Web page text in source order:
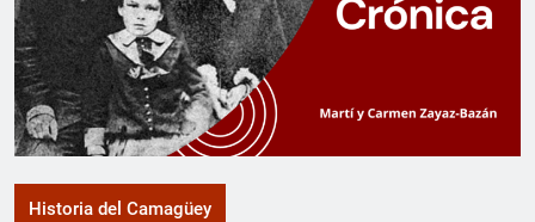
Historia del Camagüey